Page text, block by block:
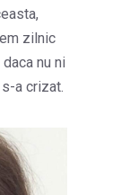
zilnic
nu ni
a crizat.